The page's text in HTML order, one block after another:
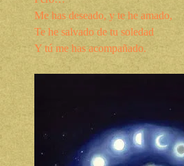
Me has deseado, y te he amado,
Te he salvado de tu soledad
Y tú me has acompañado.